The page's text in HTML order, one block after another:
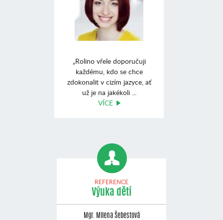
„Rolino vřele doporučuji
každému, kdo se chce
zdokonalit v cizím jazyce, ať
už je na jakékoli ...
VÍCE
REFERENCE
Výuka dětí
Mgr. Milena Šebestová